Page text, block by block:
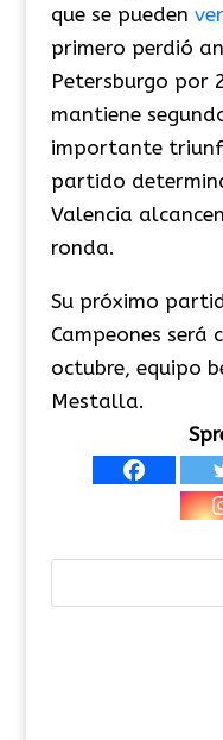
que se pueden
primero perdió
Petersburgo por
mantiene
importante
partido
Valencia
ronda.
Su próximo
Campeones será
octubre, equipo
Mestalla.